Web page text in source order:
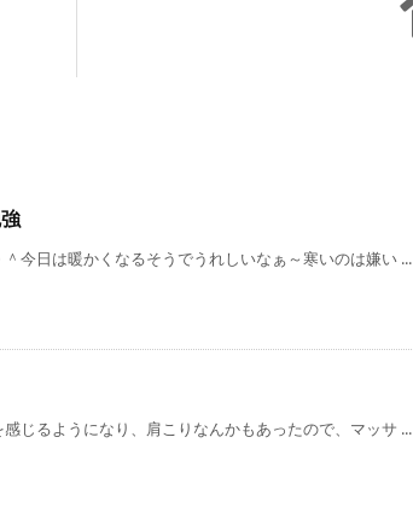
今日は暖かくなるそうでうれしいなぁ～寒いのは嫌い ...
じるようになり、肩こりなんかもあったので、マッサ ...